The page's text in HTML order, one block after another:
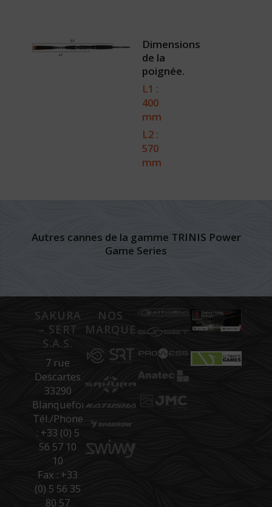
Dimensions
de la
poignée.
L1 :
400
mm
L2 :
570
mm
Autres cannes de la gamme TRINIS Power
Game Series
SAKURA
– SERT
S.A.S.
7 rue
Descartes
33290
Blanquefort
Tél./Phone
: +33 (0) 5
56 57 10
10
Fax : +33
(0) 5 56 35
80 57
NOS
MARQUES